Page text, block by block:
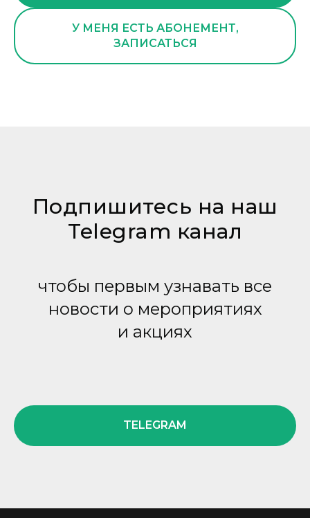
У МЕНЯ ЕСТЬ АБОНЕМЕНТ,
ЗАПИСАТЬСЯ
Подпишитесь на наш
Telegram канал
чтобы первым узнавать все
новости о мероприятиях
и акциях
TELEGRAM